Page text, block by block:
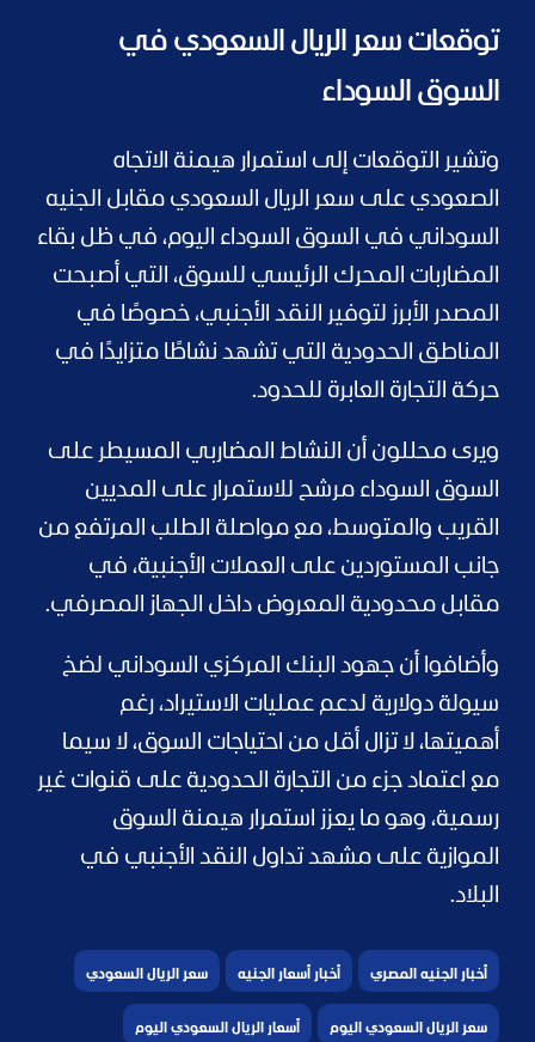
توقعات سعر الريال السعودي في
السوق السوداء
وتشير التوقعات إلى استمرار هيمنة الاتجاه
الصعودي على سعر الريال السعودي مقابل الجنيه
السوداني في السوق السوداء اليوم، في ظل بقاء
المضاربات المحرك الرئيسي للسوق، التي أصبحت
المصدر الأبرز لتوفير النقد الأجنبي، خصوصًا في
المناطق الحدودية التي تشهد نشاطًا متزايدًا في
حركة التجارة العابرة للحدود.
ويرى محللون أن النشاط المضاربي المسيطر على
السوق السوداء مرشح للاستمرار على المديين
القريب والمتوسط، مع مواصلة الطلب المرتفع من
جانب المستوردين على العملات الأجنبية، في
مقابل محدودية المعروض داخل الجهاز المصرفي.
وأضافوا أن جهود البنك المركزي السوداني لضخ
سيولة دولارية لدعم عمليات الاستيراد، رغم
أهميتها، لا تزال أقل من احتياجات السوق، لا سيما
مع اعتماد جزء من التجارة الحدودية على قنوات غير
رسمية، وهو ما يعزز استمرار هيمنة السوق
الموازية على مشهد تداول النقد الأجنبي في
البلاد.
أخبار الجنيه المصري أخبار أسعار الجنيه سعر الريال السعودي
سعر الريال السعودي اليوم أسعار الريال السعودي اليوم